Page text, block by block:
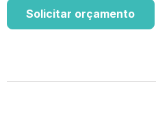
Solicitar orçamento